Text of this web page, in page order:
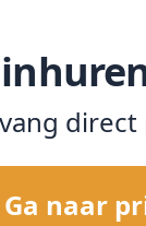
direct
Ga naar